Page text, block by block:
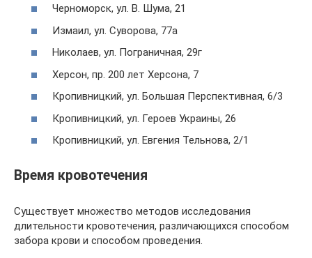
Черноморск, ул. В. Шума, 21
Измаил, ул. Суворова, 77а
Николаев, ул. Пограничная, 29г
Херсон, пр. 200 лет Херсона, 7
Кропивницкий, ул. Большая Перспективная, 6/3
Кропивницкий, ул. Героев Украины, 26
Кропивницкий, ул. Евгения Тельнова, 2/1
Время кровотечения
Существует множество методов исследования
длительности кровотечения, различающихся способом
забора крови и способом проведения.